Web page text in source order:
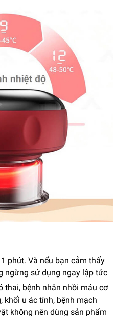
phút. Và nếu bạn cảm thấy
ngừng sử dụng ngay lập tức
thai, bệnh nhân nhồi máu cơ
u ác tính, bệnh mạch
không nên dùng sản phẩm